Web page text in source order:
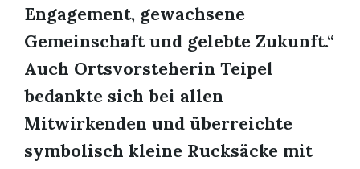
Engagement, gewachsene
Gemeinschaft und gelebte Zukunft.“
Auch Ortsvorsteherin Teipel
bedankte sich bei allen
Mitwirkenden und überreichte
symbolisch kleine Rucksäcke mit